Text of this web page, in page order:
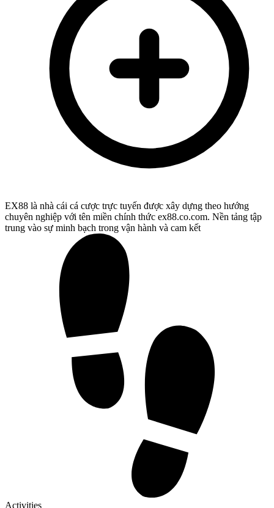
EX88 là nhà cái cá cược trực tuyến được xây dựng theo hướng
chuyên nghiệp với tên miền chính thức ex88.co.com. Nền tảng tập
trung vào sự minh bạch trong vận hành và cam kết
Activities